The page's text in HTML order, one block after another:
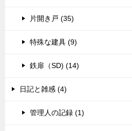
片開き戸 (35)
特殊な建具 (9)
鉄扉（SD) (14)
日記と雑感 (4)
管理人の記録 (1)